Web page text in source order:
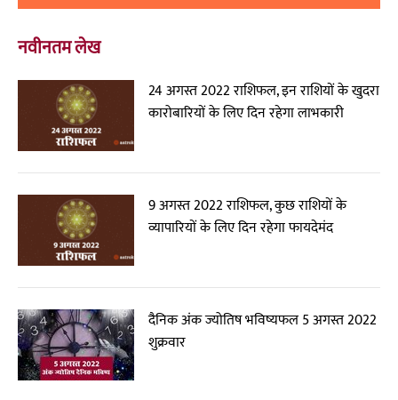
नवीनतम लेख
24 अगस्त 2022 राशिफल, इन राशियों के खुदरा
कारोबारियों के लिए दिन रहेगा लाभकारी
9 अगस्त 2022 राशिफल, कुछ राशियों के
व्यापारियों के लिए दिन रहेगा फायदेमंद
दैनिक अंक ज्योतिष भविष्यफल 5 अगस्त 2022
शुक्रवार